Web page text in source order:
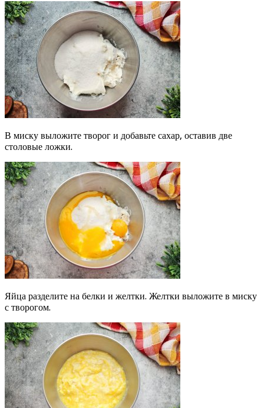
В миску выложите творог и добавьте сахар, оставив две
столовые ложки.
Яйца разделите на белки и желтки. Желтки выложите в миску
с творогом.